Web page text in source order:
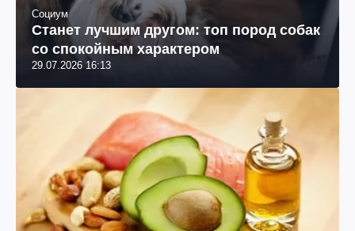
Социум
Станет лучшим другом: топ пород собак
со спокойным характером
29.07.2026 16:13